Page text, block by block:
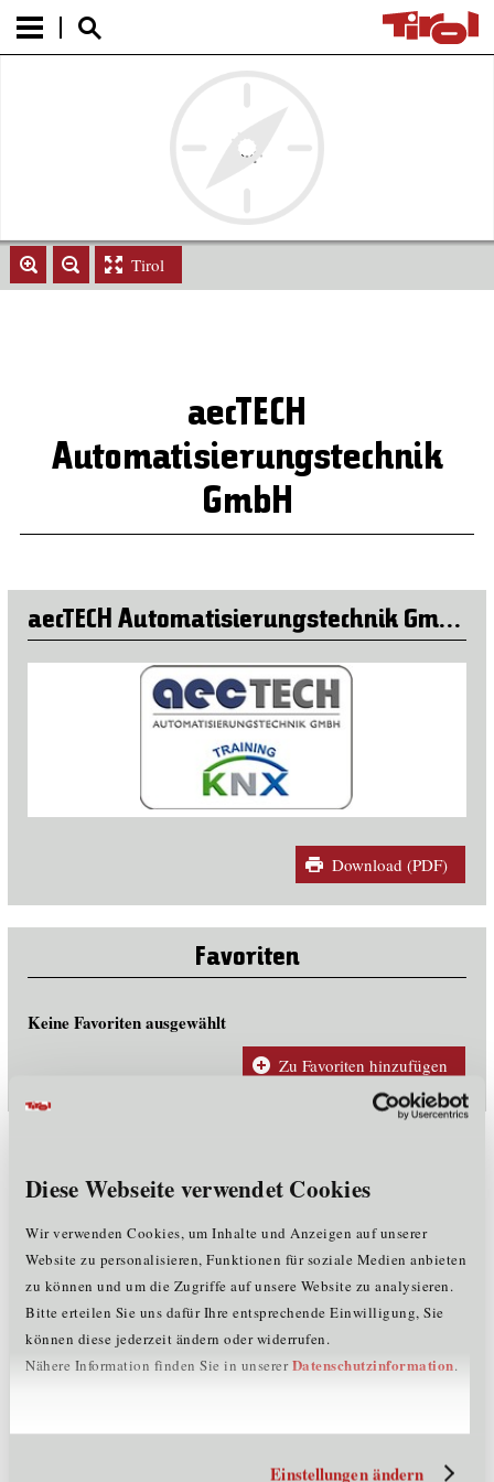
Diese Webseite verwendet Cookies
Wir verwenden Cookies, um Inhalte und Anzeigen auf unserer
Website zu personalisieren, Funktionen für soziale Medien anbieten
zu können und um die Zugriffe auf unsere Website zu analysieren.
Bitte erteilen Sie uns dafür Ihre entsprechende Einwilligung, Sie
können diese jederzeit ändern oder widerrufen.
Nähere Information finden Sie in unsererDatenschutzinformation.
Einstellungen ändern
Tirol
aecTECH
Automatisierungstechnik
GmbH
aecTECH Automatisierungstechnik GmbH
Download (PDF)
Favoriten
Keine Favoriten ausgewählt
Zu Favoriten hinzufügen
Rechtsform:
Gesellschaft mit beschränkter Haftung
Firmenbuchnummer:
FN 268202s
Gründungsjahr:
2005
ME
Kontaktinformationen
PLZ:
6600